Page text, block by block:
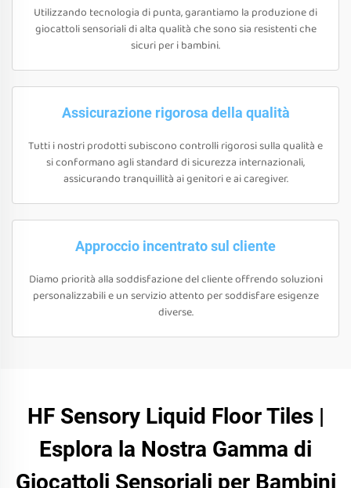
Utilizzando tecnologia di punta, garantiamo la produzione di
giocattoli sensoriali di alta qualità che sono sia resistenti che
sicuri per i bambini.
Assicurazione rigorosa della qualità
Tutti i nostri prodotti subiscono controlli rigorosi sulla qualità e
si conformano agli standard di sicurezza internazionali,
assicurando tranquillità ai genitori e ai caregiver.
Approccio incentrato sul cliente
Diamo priorità alla soddisfazione del cliente offrendo soluzioni
personalizzabili e un servizio attento per soddisfare esigenze
diverse.
HF Sensory Liquid Floor Tiles |
Esplora la Nostra Gamma di
Giocattoli Sensoriali per Bambini